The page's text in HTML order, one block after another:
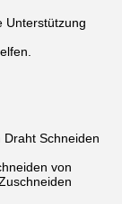
Unterstützung
Schneiden
von